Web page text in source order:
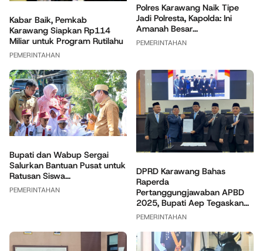
Kabar Baik, Pemkab
Karawang Siapkan Rp114
Miliar untuk Program Rutilahu
PEMERINTAHAN
Polres Karawang Naik Tipe
Jadi Polresta, Kapolda: Ini
Amanah Besar...
PEMERINTAHAN
Bupati dan Wabup Sergai
Salurkan Bantuan Pusat untuk
Ratusan Siswa...
PEMERINTAHAN
DPRD Karawang Bahas
Raperda
Pertanggungjawaban APBD
2025, Bupati Aep Tegaskan...
PEMERINTAHAN